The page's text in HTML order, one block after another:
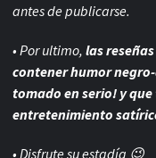
antes de publicarse.
• Por ultimo, las
contener humor negro-
tomado en serio! y
entretenimiento
• Disfrute su estadía 😉